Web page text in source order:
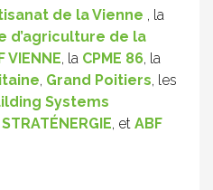
de la Vienne , la
d’agriculture de la
VIENNE, la CPME 86, la
, Grand Poitiers, les
Systems
STRATÉNERGIE, et ABF